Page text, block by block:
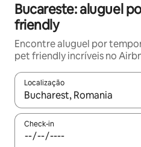
Bucareste: aluguel
friendly
Encontre aluguel por
pet friendly incríveis no
Localização
Quando os resultados
Check-in